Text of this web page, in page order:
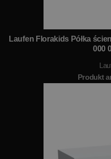
Laufen Florakids Półka
000
Produkt